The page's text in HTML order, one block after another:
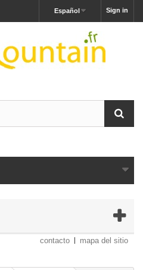
Sign in
Español
contacto mapa del sitio